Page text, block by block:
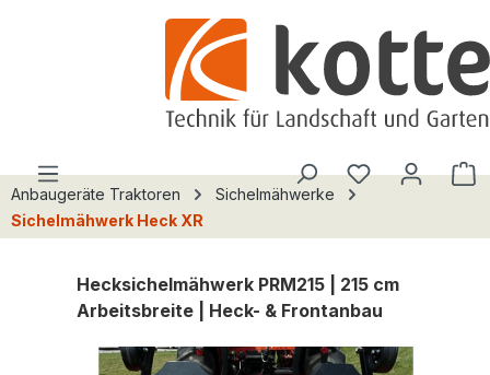
Du hast 0
Anbaugeräte Traktoren
Sichelmähwerke
Sichelmähwerk Heck XR
Hecksichelmähwerk PRM215 | 215 cm
Arbeitsbreite | Heck- & Frontanbau
Bildergalerie überspringen